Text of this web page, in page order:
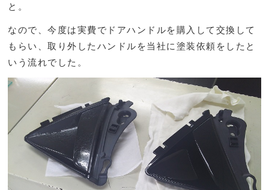
と。
なので、今度は実費でドアハンドルを購入して交換して
もらい、取り外したハンドルを当社に塗装依頼をしたと
いう流れでした。